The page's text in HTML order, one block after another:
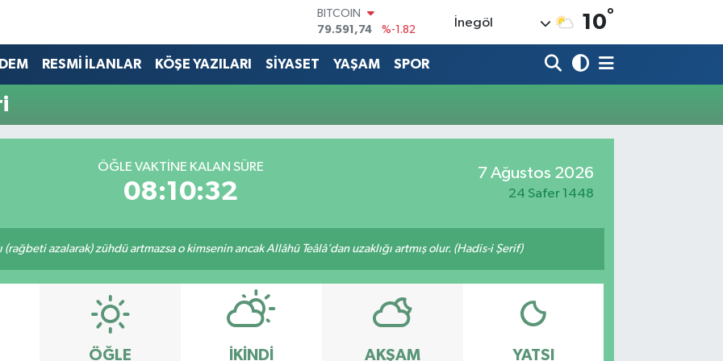
BITCOIN
79.591,74
%-1.82
DOLAR
45,43620
%0.02
61,60380
%0.18
İnegöl 10°
RESMİ İLANLAR KÖŞE YAZILARI SİYASET YAŞAM SPOR
ÖĞLE VAKTİNE KALAN SÜRE
08:10:32
7 Ağustos 2026
24 Safer 1448
azalarak) zühdü artmazsa o kimsenin ancak Allâhü Teâlâ’dan uzaklığı artmış olur. (Hadis-i Şerif)
ÖĞLE İKINDI AKŞAM YATSI